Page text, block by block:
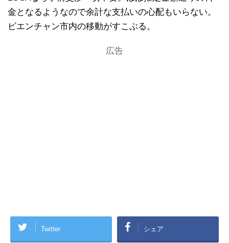
金となるようなので余計な支払いの心配もいらない。
ビエンチャン市内の移動がすこぶる。
広告
Twitter シェア